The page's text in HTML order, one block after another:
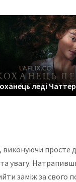
леді
просте
увагу.
заміж за свого